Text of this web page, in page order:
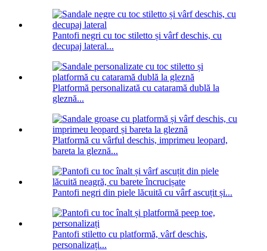
Pantofi negri cu toc stiletto și vârf deschis, cu
decupaj lateral...
Platformă personalizată cu cataramă dublă la
gleznă...
Platformă cu vârful deschis, imprimeu leopard,
bareta la gleznă...
Pantofi negri din piele lăcuită cu vârf ascuțit și...
Pantofi stiletto cu platformă, vârf deschis,
personalizați...